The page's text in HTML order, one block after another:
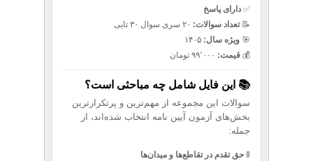
✅ دارای پاسخ
📝تعداد سوالات:
🎯 ویژه سال:
💰 قیمت:
📚 این فایل شامل چه مباحثی است؟
سوالات این مجموعه از مهم‌ترین و پرتکرارترین
بخش‌های آزمون آیین نامه انتخاب شده‌اند، از
جمله:
🚦 حق تقدم در تقاطع‌ها و میدان‌ها